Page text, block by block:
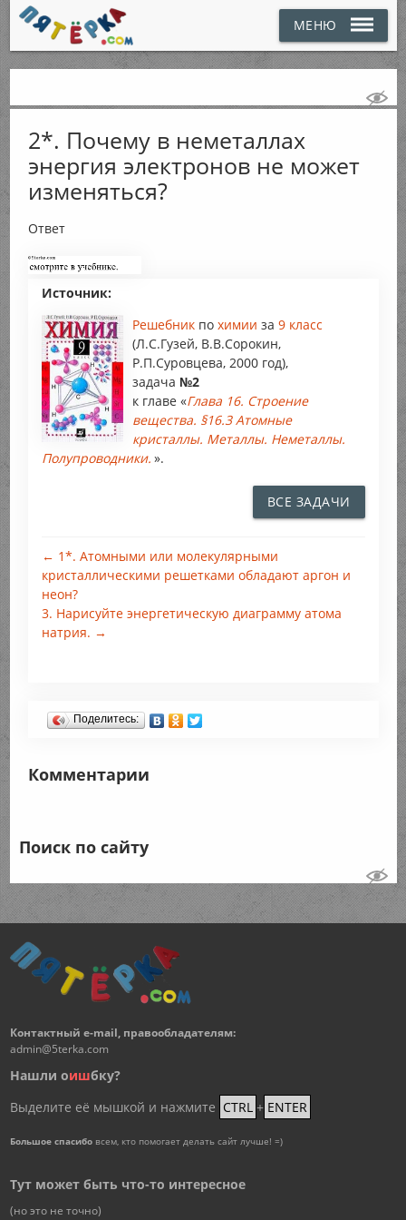
МЕНЮ
2*. Почему в неметаллах
энергия электронов не может
изменяться?
Ответ
Источник:
Решебник по химии за 9 класс
(Л.С.Гузей, В.В.Сорокин,
Р.П.Суровцева, 2000 год),
задача №2
к главе «Глава 16. Строение
вещества. §16.3 Атомные
кристаллы. Металлы. Неметаллы.
Полупроводники. ».
ВСЕ ЗАДАЧИ
← 1*. Атомными или молекулярными
кристаллическими решетками обладают аргон и
неон?
3. Нарисуйте энергетическую диаграмму атома
натрия. →
Поделитесь:
Комментарии
Поиск по сайту
Контактный e-mail, правообладателям:
admin@5terka.com
Нашли оишбку?
Выделите её мышкой и нажмите CTRL + ENTER
Большое спасибовсем, кто помогает делать сайт лучше! =)
Тут может быть что-то интересное
(но это не точно)